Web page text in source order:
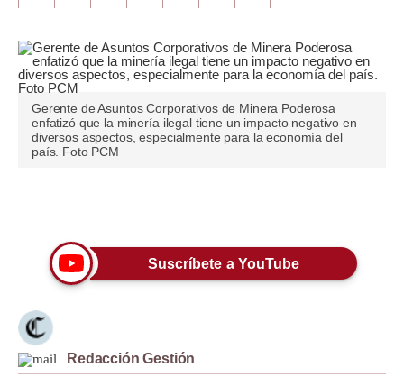
Plus G
Opinión
Editorial
Pregunta de hoy
Blogs
Viajes
Estilos
Mundo
Gerente de Asuntos Corporativos de Minera Poderosa
enfatizó que la minería ilegal tiene un impacto negativo en
diversos aspectos, especialmente para la economía del
país. Foto PCM
Suscríbete a YouTube
Redacción Gestión